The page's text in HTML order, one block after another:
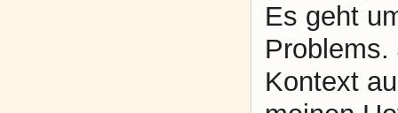
Es geht
Kontext